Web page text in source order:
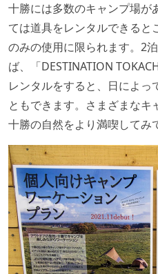
十勝には多数のキャンプ場が
ては道具をレンタルできると
のみの使用に限られます。2
ば、「DESTINATION
レンタルをすると、日によっ
ともできます。さまざまなキ
十勝の自然をより満喫してみ